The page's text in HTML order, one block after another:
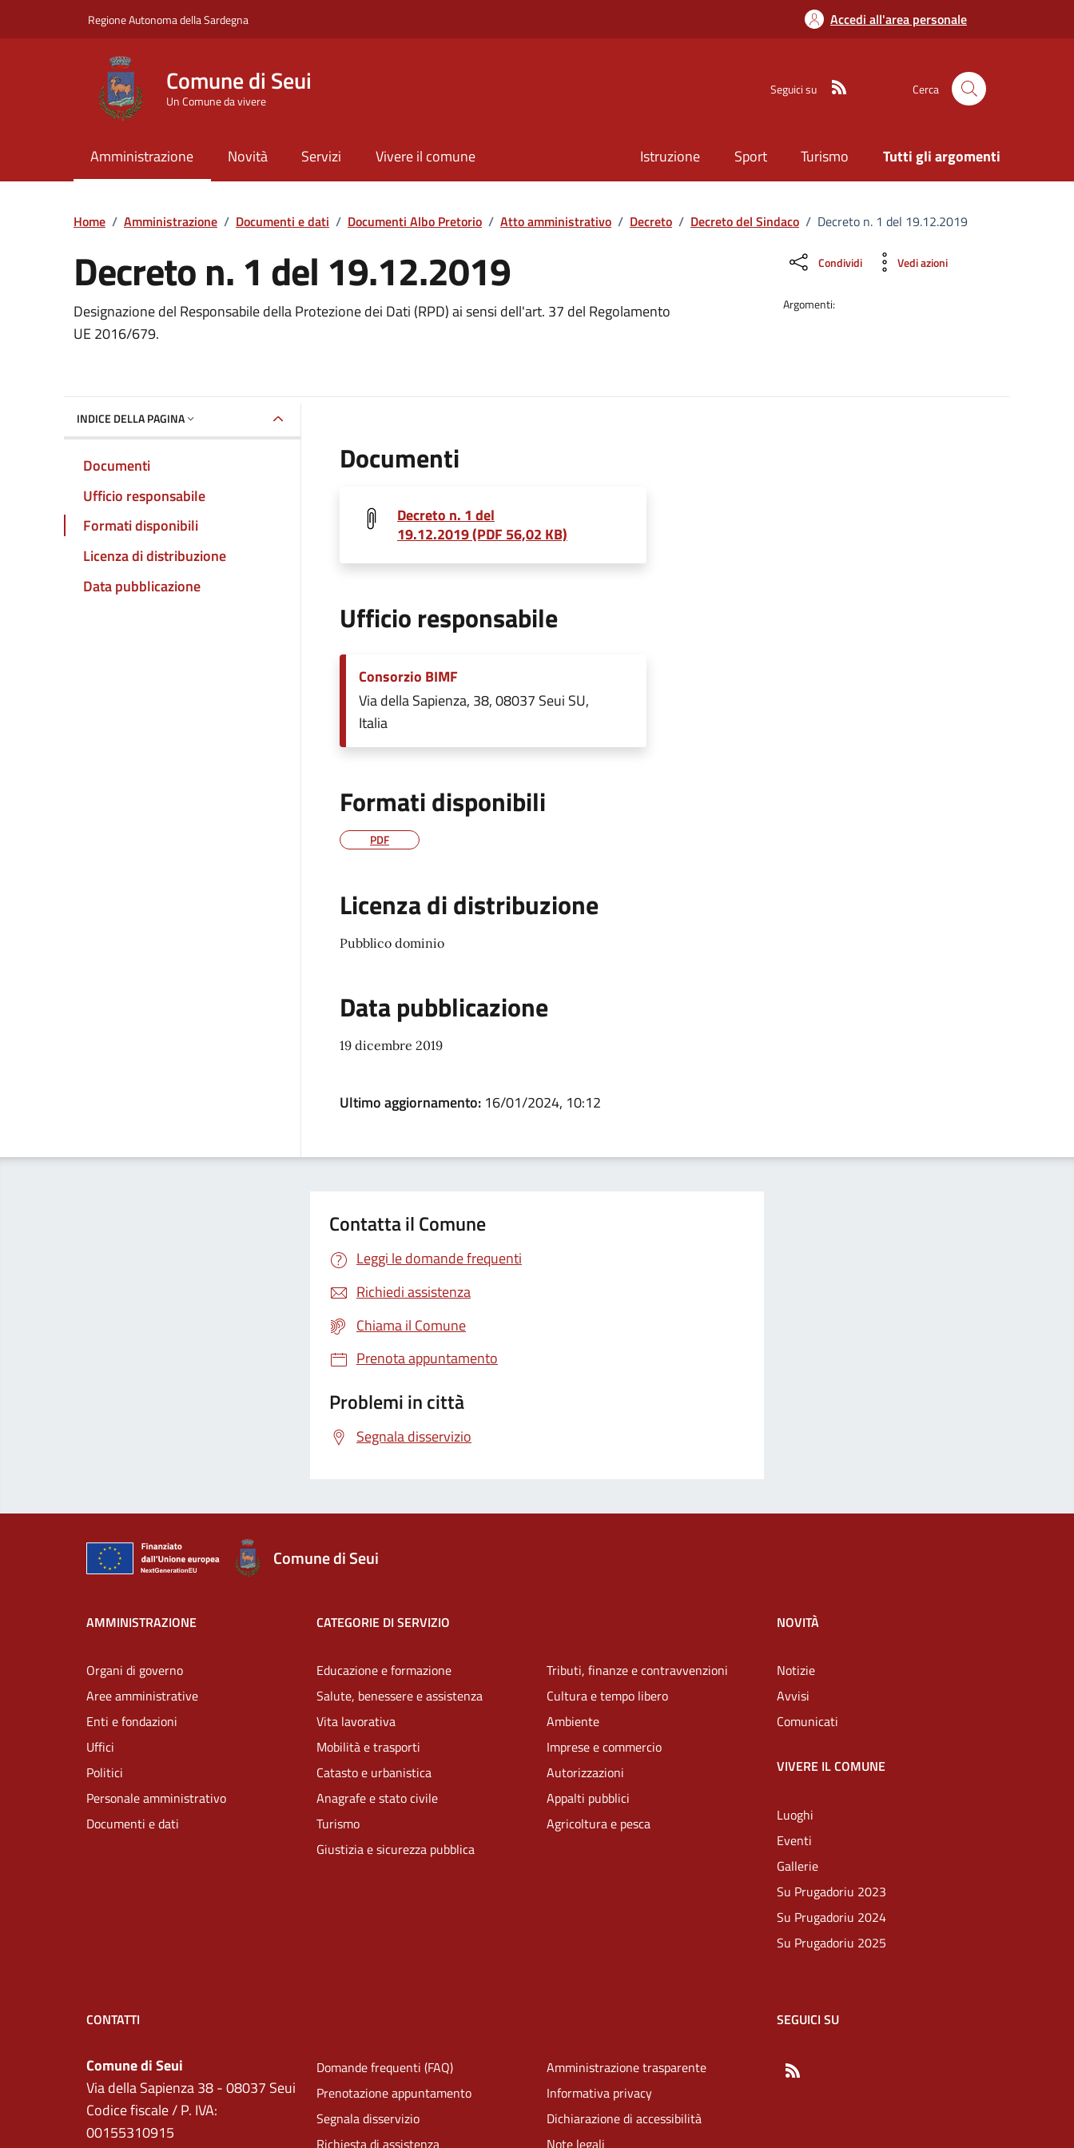
Regione Autonoma della Sardegna Accedi all'area personale
Comune di Seui
Un Comune da vivere
Seguici su Cerca
Amministrazione Novità Servizi Vivere il comune Istruzione Sport Turismo Tutti gli argomenti
Home / Amministrazione / Documenti e dati / Documenti Albo Pretorio / Atto amministrativo / Decreto / Decreto del Sindaco / Decreto n. 1 del 19.12.2019
Decreto n. 1 del 19.12.2019
Dettaglio del documento
Designazione del Responsabile della Protezione dei Dati (RPD) ai sensi dell'art. 37 del Regolamento
UE 2016/679.
Condividi Vedi azioni
Argomenti:
INDICE DELLA PAGINA
Documenti
Ufficio responsabile
Formati disponibili
Licenza di distribuzione
Data pubblicazione
Documenti
Decreto n. 1 del
19.12.2019 (PDF 56,02 KB)
Ufficio responsabile
Consorzio BIMF
Via della Sapienza, 38, 08037 Seui SU,
Italia
Formati disponibili
PDF
Licenza di distribuzione
Pubblico dominio
Data pubblicazione
19 dicembre 2019
Ultimo aggiornamento: 16/01/2024, 10:12
Contatta il Comune
Leggi le domande frequenti
Richiedi assistenza
Chiama il Comune
Prenota appuntamento
Problemi in città
Segnala disservizio
Comune di Seui
AMMINISTRAZIONE
Organi di governo
Aree amministrative
Enti e fondazioni
Uffici
Politici
Personale amministrativo
Documenti e dati
CATEGORIE DI SERVIZIO
Educazione e formazione
Salute, benessere e assistenza
Vita lavorativa
Mobilità e trasporti
Catasto e urbanistica
Anagrafe e stato civile
Turismo
Giustizia e sicurezza pubblica
Tributi, finanze e contravvenzioni
Cultura e tempo libero
Ambiente
Imprese e commercio
Autorizzazioni
Appalti pubblici
Agricoltura e pesca
NOVITÀ
Notizie
Avvisi
Comunicati
VIVERE IL COMUNE
Luoghi
Eventi
Gallerie
Su Prugadoriu 2023
Su Prugadoriu 2024
Su Prugadoriu 2025
CONTATTI
Comune di Seui
Via della Sapienza 38 - 08037 Seui
Codice fiscale / P. IVA:
00155310915
Domande frequenti (FAQ)
Prenotazione appuntamento
Segnala disservizio
Amministrazione trasparente
Informativa privacy
Dichiarazione di accessibilità
SEGUICI SU